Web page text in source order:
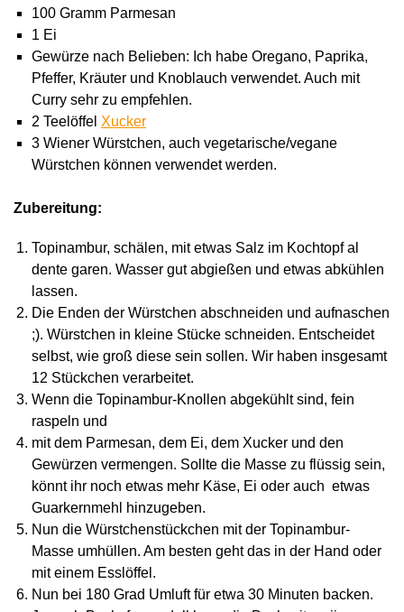
100 Gramm Parmesan
1 Ei
Gewürze nach Belieben: Ich habe Oregano, Paprika,
Pfeffer, Kräuter und Knoblauch verwendet. Auch mit
Curry sehr zu empfehlen.
2 Teelöffel Xucker
3 Wiener Würstchen, auch vegetarische/vegane
Würstchen können verwendet werden.
Zubereitung:
Topinambur, schälen, mit etwas Salz im Kochtopf al
dente garen. Wasser gut abgießen und etwas abkühlen
lassen.
Die Enden der Würstchen abschneiden und aufnaschen
;). Würstchen in kleine Stücke schneiden. Entscheidet
selbst, wie groß diese sein sollen. Wir haben insgesamt
12 Stückchen verarbeitet.
Wenn die Topinambur-Knollen abgekühlt sind, fein
raspeln und
mit dem Parmesan, dem Ei, dem Xucker und den
Gewürzen vermengen. Sollte die Masse zu flüssig sein,
könnt ihr noch etwas mehr Käse, Ei oder auch etwas
Guarkernmehl hinzugeben.
Nun die Würstchenstückchen mit der Topinambur-
Masse umhüllen. Am besten geht das in der Hand oder
mit einem Esslöffel.
Nun bei 180 Grad Umluft für etwa 30 Minuten backen.